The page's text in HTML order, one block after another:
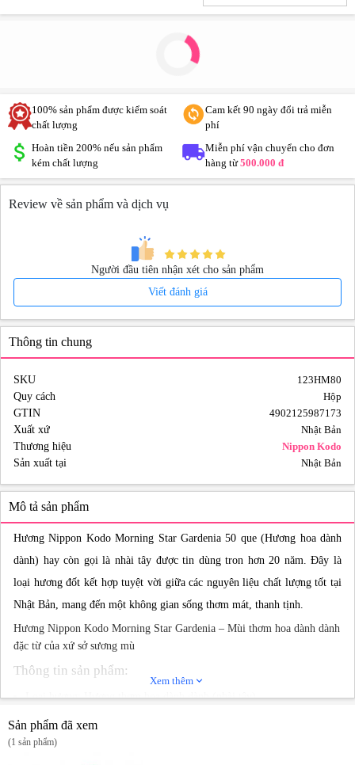
100% sản phẩm được kiểm soát
chất lượng
Cam kết 90 ngày đổi trả miễn
phí
Hoàn tiền 200% nếu sản phẩm
kém chất lượng
Miễn phí vận chuyển cho đơn
hàng từ500.000 đ
Review về sản phẩm và dịch vụ
Người đầu tiên nhận xét cho sản phẩm
Viết đánh giá
Thông tin chung
SKU
123HM80
Quy cách
Hộp
GTIN
4902125987173
Xuất xứ
Nhật Bản
Thương hiệu
Nippon Kodo
Sản xuất tại
Nhật Bản
Mô tả sản phẩm
Hương Nippon Kodo Morning Star Gardenia 50 que (Hương hoa dành
dành) hay còn gọi là nhài tây được tin dùng tron hơn 20 năm. Đây là
loại hương đốt kết hợp tuyệt vời giữa các nguyên liệu chất lượng tốt tại
Nhật Bản, mang đến một không gian sống thơm mát, thanh tịnh.
Hương Nippon Kodo Morning Star Gardenia – Mùi thơm hoa dành dành
đặc từ của xứ sở sương mù
Thông tin sản phẩm:
Loại hương: Hương thơm hoa dành dành (nhài tây)
Thời gian đốt: 25 phút
Xem thêm expand_more
Sản phẩm đã xem
(1 sản phẩm)